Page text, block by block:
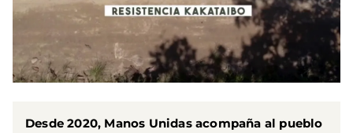
Desde 2020, Manos Unidas acompaña al pueblo